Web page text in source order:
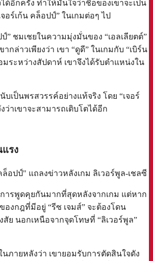
ด้อีกครั้ง ทำให้มั่นใจว่าชื่อของเขาจะเป็น
อร์เก้น คล็อปป์” ในเกมต่อๆ ไป
ป์” ชมเชยในความมุ่งมั่นของ “เอลเลียตต์”
กล่าวเพียงว่า เขา “ดูดี” ในเกมกับ “เบิร์น
มระหว่างสัปดาห์ เขาจึงได้รับตำแหน่งใน
บเป็นพรสวรรค์อย่างแท้จริง โดย “เจอร์
ว่าเขาจะสามารถเติบโตได้อีก
รง
ารพูดคุยกันมากที่สุดหลังจากเกม แต่หาก
งกฎที่มีอยู่ “รีซ เจมส์” จะต้องโดน
สัย นอกเหนือจากจุดโทษที่ “ลิเวอร์พูล”
นภายหลังว่า เขายอมรับการตัดสินใจดัง